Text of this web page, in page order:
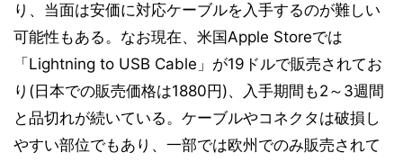
り、当面は安価に対応ケーブルを入手するのが難しい
可能性もある。なお現在、米国Apple Storeでは
「Lightning to USB Cable」が19ドルで販売されてお
り(日本での販売価格は1880円)、入手期間も2～3週間
と品切れが続いている。ケーブルやコネクタは破損し
やすい部位でもあり、一部では欧州でのみ販売されて